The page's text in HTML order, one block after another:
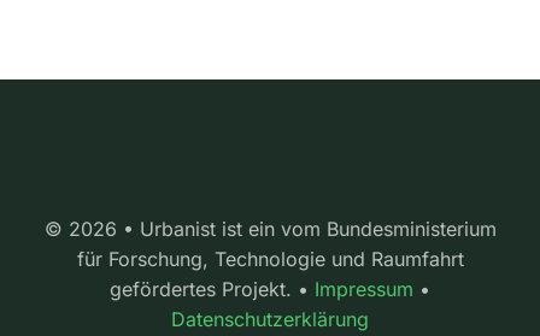
© 2026 • Urbanist ist ein vom Bundesministerium
für Forschung, Technologie und Raumfahrt
gefördertes Projekt. • Impressum •
Datenschutzerklärung